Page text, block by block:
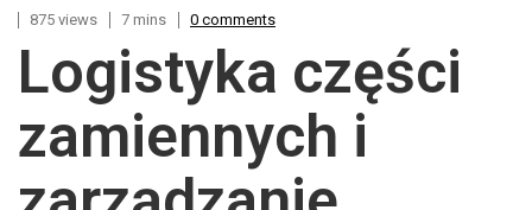
875 views
7 mins 0 comments
Logistyka części
zamiennych i